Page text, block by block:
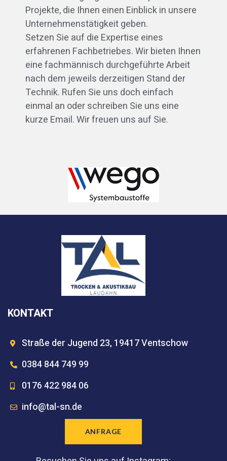
Projekte, die Ihnen einen Einblick in unsere
Unternehmenstätigkeit geben.
Setzen Sie auf die Expertise eines
erfahrenen Fachbetriebes. Wir bieten Ihnen
eine fachmännisch durchgeführte Arbeit
nach dem jeweils derzeitigen Stand der
Technik. Rufen Sie uns doch einfach
einmal an oder schreiben Sie uns eine
kurze Email. Wir freuen uns auf Sie.
KONTAKT
Straße der Jugend 23, 19417 Ventschow
0384 844 749 99
0176 422 984 06
info@tal-sn.de
ANFRAGE